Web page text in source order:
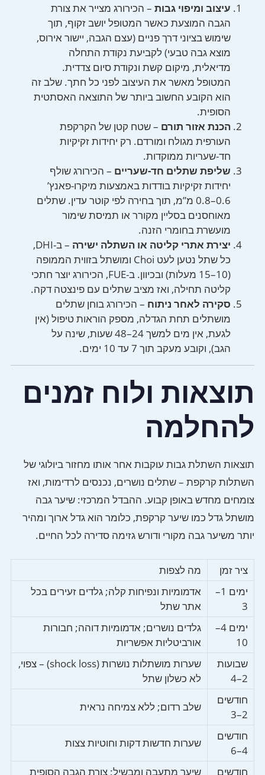
עיצוב ומיפוי גבות – הכירורג מצייר את צורת
הגבה המוצעת כאשר המטופל יושב זקוף, תוך
שימוש בציוני דרך פניים (עצם הגבה, יישור אירוס,
מוצא גבה טבעי) לקביעת נקודת התחלה
מדיאלית, מיקום קשת ונקודת סיום צדדית.
המטופל מאשר את העיצוב לפני כל חתך. שלב זה
הוא הקובע החשוב ביותר של התוצאה האסתטית
הסופית.
הכנת אזור תורם – שטח קטן של הקרקפת
העורפית מגולח ומורדם. רק יחידות זקיקיות
חד-שעריות ממוקדות.
שליפת שתלים חד-שעריים – הכירורג שולף
יחידות זקיקיות בודדות באמצעות מיקרו-פאנץ’
0.6–0.8 מ”מ, תוך בחירה לפי קוטר עדין. שתלים
מאוחסנים בסליין מקורר או תמיסת שימור
מועשרת בחומרי הזנה.
יצירת אתרי קליטה או השתלה ישירה
– ב-DHI,
כל שתל נטען לעט Choi ומושתל בזווית הממופה
(10–15 מעלות) ובכיוון. ב-FUE, הכירורג יוצר חתכי
קליטה תחילה, ואז מציב שתלים עם פינצטה דקה.
סקירה לאחר ניתוח – הכירורג בוחן שתלים
מושתלים תחת הגדלה, מספק הוראות טיפול (אין
לגעת, אין מים למשך 24–48 שעות, שינה על
הגב), וקובע מעקב תוך 7 עד 10 ימים.
תוצאות ולוח זמנים
להחלמה
תוצאות השתלת גבות עוקבות אחר אותו מחזור ביולוגי של
השתלות קרקפת – שתלים נושרים, נכנסים לרדימות, ואז
צומחים מחדש באופן קבוע. ההבדל המרכזי: שיער גבה
מושתל גדל כמו שיער קרקפת, כלומר הוא גדל ארוך ומהיר
יותר משיער גבה מקורי ודורש גזימה סדירה לכל החיים.
ציר זמן
מה לצפות
ימים 1–
3
אדמומיות ונפיחות קלה; גלדים זעירים בכל
אתר שתל
ימים 4–
10
גלדים נושרים; אדמומיות דוהה; חבורות
אורביטליות אפשריות
שבועות
2–4
שערות מושתלות נושרות (shock loss) – צפוי,
לא כשלון שתל
חודשים
2–3
שלב רדום; ללא צמיחה נראית
חודשים
4–6
שערות חדשות דקות וחוטיות צצות
חודשים
שיער מתעבה ומבשיל; צורת הגבה הסופית